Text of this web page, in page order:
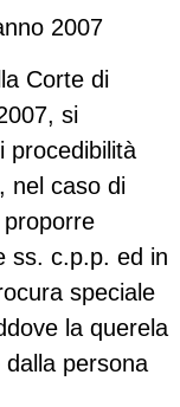
2007
Corte di
si
procedibilità
nel caso di
ss. c.p.p. ed in
speciale
la querela
persona